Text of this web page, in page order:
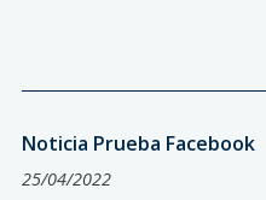
Noticia Prueba Facebook
25/04/2022